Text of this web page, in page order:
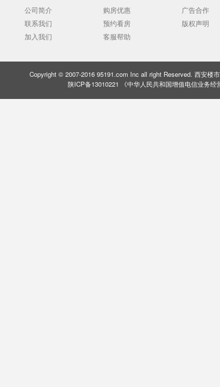
公司简介
联系我们
加入我们
购房优惠
预约看房
客服帮助
广告合作
版权声明
Copyright © 2007-2016 95191.com Inc all right Reserved. 西安楼
陕ICP备13010221 《中华人民共和国增值电信业务经